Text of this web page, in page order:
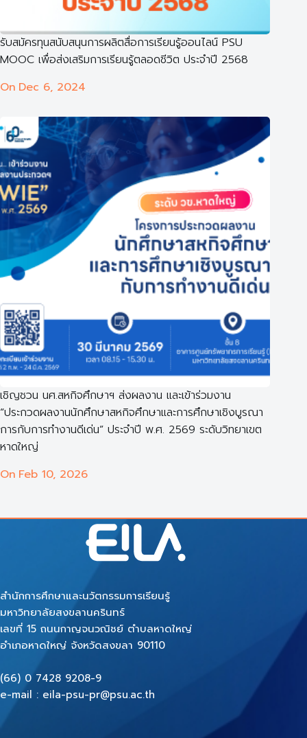
รับสมัครทุนสนับสนุนการผลิตสื่อการเรียนรู้ออนไลน์ PSU
MOOC เพื่อส่งเสริมการเรียนรู้ตลอดชีวิต ประจำปี 2568
On Dec 6, 2024
เชิญชวน นศ.สหกิจศึกษาฯ ส่งผลงาน และเข้าร่วมงาน
“ประกวดผลงานนักศึกษาสหกิจศึกษาและการศึกษาเชิงบูรณา
การกับการทำงานดีเด่น” ประจำปี พ.ศ. 2569 ระดับวิทยาเขต
หาดใหญ่
On Feb 10, 2026
สำนักการศึกษาและนวัตกรรมการเรียนรู้
มหาวิทยาลัยสงขลานครินทร์
เลขที่ 15 ถนนกาญจนวณิชย์ ตำบลหาดใหญ่
อำเภอหาดใหญ่ จังหวัดสงขลา 90110
(66) 0 7428 9208-9
e-mail : eila-psu-pr@psu.ac.th